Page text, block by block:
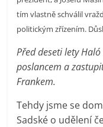
prospívá?
tím vlastně schválil
politickým zřízením.
Před deseti lety
poslancem a
Frankem.
Tehdy jsme se
Sadské o udělení